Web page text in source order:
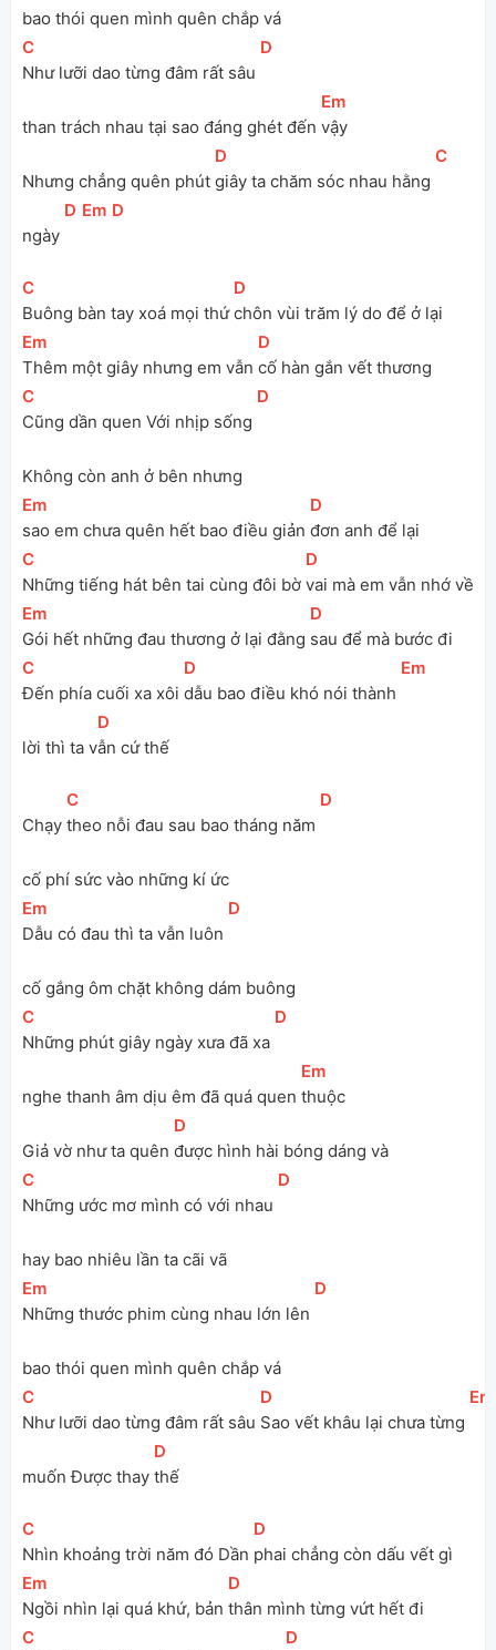
bao thói quen mình quên chắp vá
[
C
Như lưỡi dao từng đâm rất sâu
[D
than trách nhau tại sao đáng ghét đến
[Em
vậy
Nhưng chẳng quên phút
[D
giây ta chăm sóc nhau hằng
[
C
ngày
[D ][Em ][D
[
C
Buông bàn tay xoá mọi thứ
[D
chôn vùi trăm lý do để ở lại
[Em
Thêm một giây nhưng em vẫn
[D
cố hàn gắn vết thương
[
C
Cũng dần quen Với nhịp sống
[D
Không còn anh ở bên nhưng
[Em
sao em chưa quên hết bao điều giản
[D
đơn anh để lại
[
C
Những tiếng hát bên tai cùng đôi bờ
[D
vai mà em vẫn nhớ về
[Em
Gói hết những đau thương ở lại đằng
[D
sau để mà bước đi
[
C
Đến phía cuối xa xôi
[D
dẫu bao điều khó nói thành
[Em
lời thì ta v
[D
ẫn cứ thế
Chạy
[
C
theo nỗi đau sau bao tháng năm
[D
cố phí sức vào những kí ức
[Em
Dẫu có đau thì ta vẫn luôn
[D
cố gắng ôm chặt không dám buông
[
C
Những phút giây ngày xưa đã xa
[D
nghe thanh âm dịu êm đã quá quen
[Em
thuộc
Giả vờ như ta quên
[D
được hình hài bóng dáng và
[
C
Những ước mơ mình có với nhau
[D
hay bao nhiêu lần ta cãi vã
[Em
Những thước phim cùng nhau lớn lên
[D
bao thói quen mình quên chắp vá
[
C
Như lưỡi dao từng đâm rất sâu
[D
Sao vết khâu lại chưa từng
[Em
muốn Được thay
[D
thế
[
C
Nhìn khoảng trời năm đó Dần
[D
phai chẳng còn dấu vết gì
[Em
Ngồi nhìn lại quá khứ, bản
[D
thân mình từng vứt hết đi
[
C [D